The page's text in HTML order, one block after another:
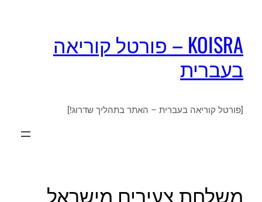
KOISRA – פורטל קוריאה
בעברית
[פורטל קוריאה בעברית – האתר בתהליך שדרוג!]
משלחת צעירים מישראל